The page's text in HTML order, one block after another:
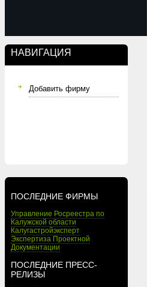
НАВИГАЦИЯ
Добавить фирму
ПОСЛЕДНИЕ ФИРМЫ
Управление Росреестра по
Калужской области
Калугастройэксперт
Экспертиза Проектной
Документации
ПОСЛЕДНИЕ ПРЕСС-
РЕЛИЗЫ